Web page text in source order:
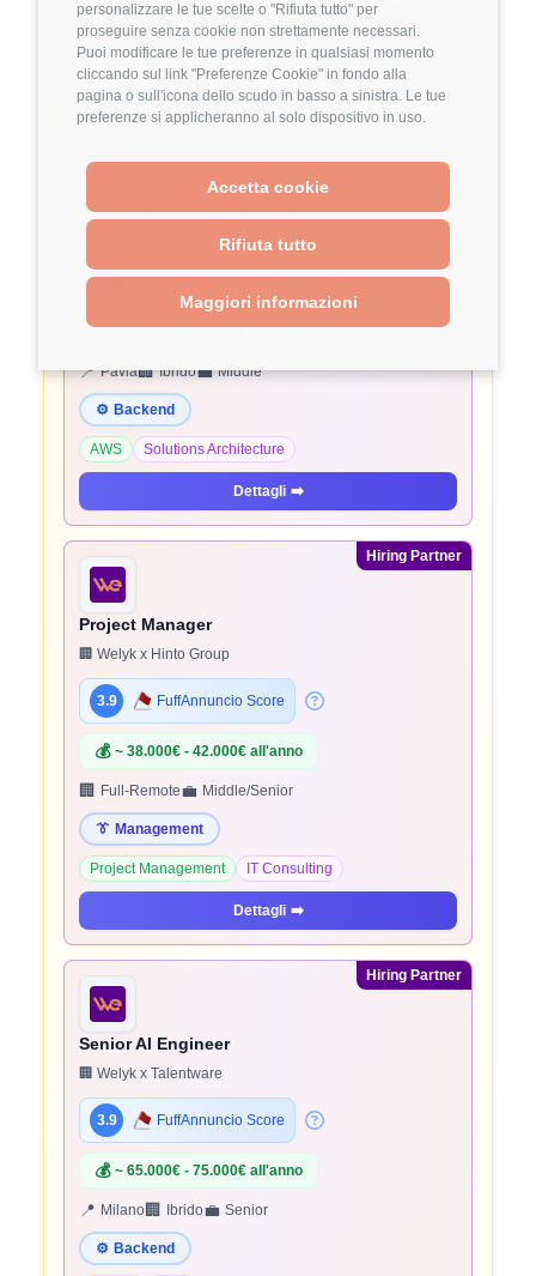
personalizzare le tue scelte o "Rifiuta tutto" per
proseguire senza cookie non strettamente necessari.
Puoi modificare le tue preferenze in qualsiasi momento
cliccando sul link "Preferenze Cookie" in fondo alla
pagina o sull'icona dello scudo in basso a sinistra. Le tue
preferenze si applicheranno al solo dispositivo in uso.
Accetta cookie
Rifiuta tutto
Maggiori informazioni
TypeScript Node.js
Dettagli ➡️
Technical Account Manager
3.9 FuffAnnuncio Score
💰 ~ 45.000€ - 45.000€ all'anno
📍 Pavia🏢 Ibrido💼 Middle
⚙️ Backend
AWS Solutions Architecture
Dettagli ➡️
Hiring Partner
Project Manager
🏢 Welyk x Hinto Group
3.9 FuffAnnuncio Score
💰 ~ 38.000€ - 42.000€ all'anno
🏢 Full-Remote💼 Middle/Senior
👔 Management
Project Management IT Consulting
Dettagli ➡️
Hiring Partner
Senior AI Engineer
🏢 Welyk x Talentware
3.9 FuffAnnuncio Score
💰 ~ 65.000€ - 75.000€ all'anno
📍 Milano🏢 Ibrido💼 Senior
⚙️ Backend